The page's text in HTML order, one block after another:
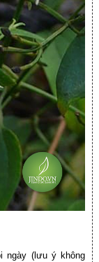
ngày (lưu ý không